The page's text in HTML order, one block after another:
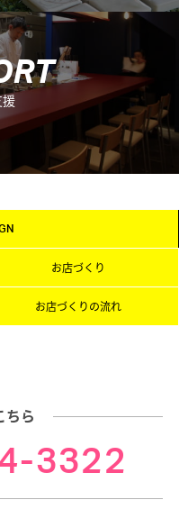
RT
お店づくり
お店づくりの流れ
ちら
3322